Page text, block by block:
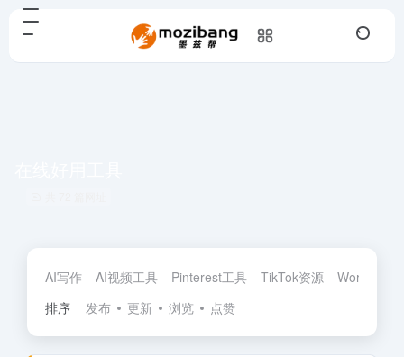
AI写作 AI视频工具 Pinterest工具 TikTok资源
Wordpress
排序
发布 更新 浏览 点赞